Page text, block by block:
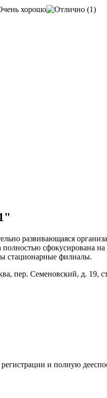
(1)
развивающаяся
сфокусирована на
стационарные филиалы.
пер. Семеновский, д. 19,
и полную